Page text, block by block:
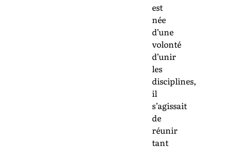
est
née
d’une
volonté
d’unir
les
disciplines,
il
s’agissait
de
réunir
tant